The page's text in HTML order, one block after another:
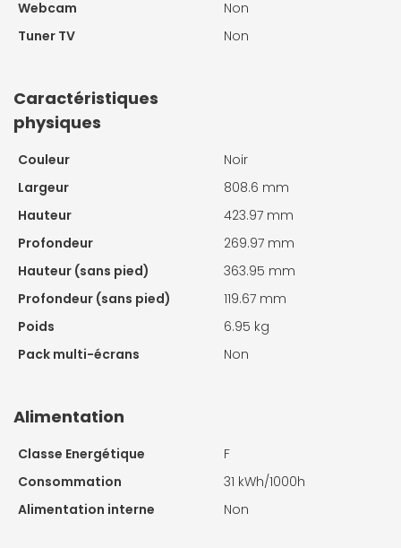
Webcam
Non
Tuner TV
Non
Caractéristiques
physiques
Couleur
Noir
Largeur
808.6 mm
Hauteur
423.97 mm
Profondeur
269.97 mm
Hauteur (sans pied)
363.95 mm
Profondeur (sans pied)
119.67 mm
Poids
6.95 kg
Pack multi-écrans
Non
Alimentation
Classe Energétique
F
Consommation
31 kWh/1000h
Alimentation interne
Non